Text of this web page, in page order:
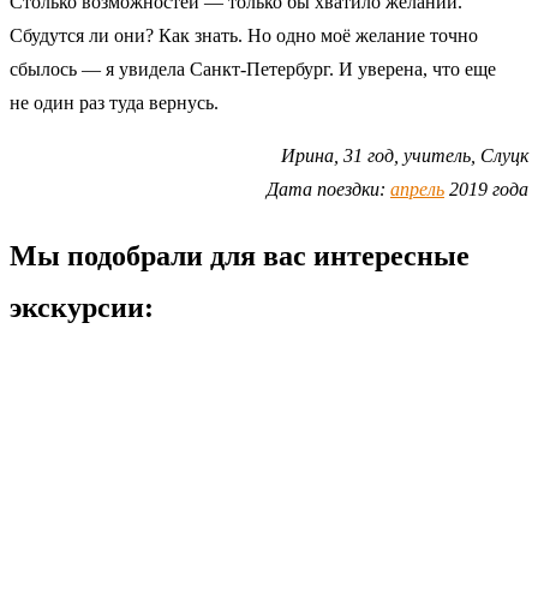
Сбудутся ли они? Как знать. Но одно моё желание точно
сбылось — я увидела Санкт-Петербург. И уверена, что еще
не один раз туда вернусь.
Ирина, 31 год, учитель, Слуцк
Дата поездки: апрель 2019 года
Мы подобрали для вас интересные
экскурсии: